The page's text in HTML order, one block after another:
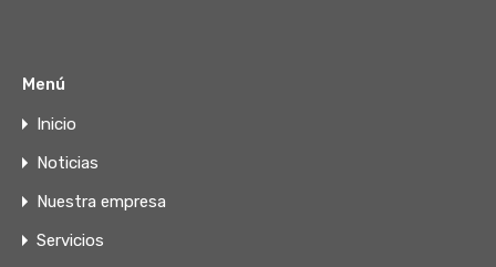
Menú
Inicio
Noticias
Nuestra empresa
Servicios